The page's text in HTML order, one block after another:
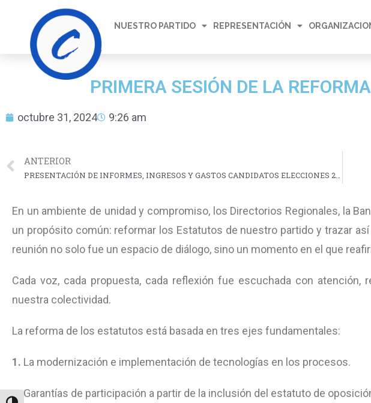
NUESTRO PARTIDO REPRESENTACIÓN
PRIMERA SESIÓN DE LA
octubre 31, 2024 9:26 am
ANTERIOR
En un ambiente de unidad y compromiso, los Directorios Regionales, la
un propósito común: reformar los Estatutos de nuestro partido y trazar
reunión no solo fue un espacio de diálogo, sino un momento en el que
Cada voz, cada propuesta, cada reflexión fue escuchada con
nuestra colectividad.
La reforma de los estatutos está basada en tres ejes fundamentales:
1. La modernización e implementación de tecnologías en los procesos.
2.Garantías de participación a partir de la inclusión del estatuto de